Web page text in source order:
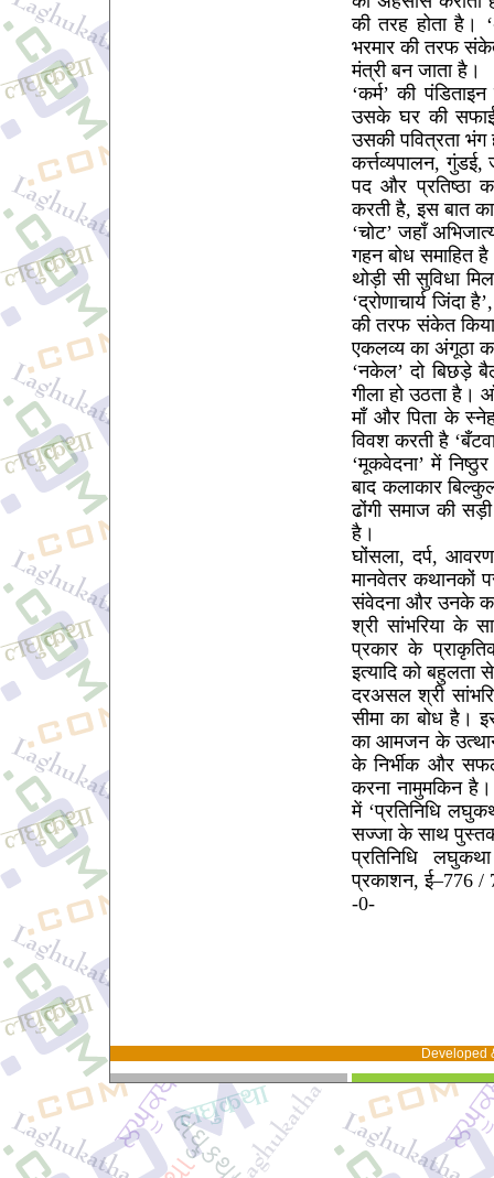
की तरह होता है।
भरमार की तरफ
मंत्री बन जाता है।
‘कर्म’ की
उसके घर की
उसकी पवित्रता भंग
कर्त्तव्यपालन,
पद और प्रतिष्ठा
करती है, इस बात
‘चोट’ जहाँ
गहन बोध समाहित
थोड़ी सी सुविधा
‘द्रोणाचार्य
की तरफ संकेत
एकलव्य का अंगूठा
‘नकेल’ दो बिछड़े
गीला हो उठता है।
माँ और पिता के
विवश करती है
‘मूकवेदना’ में
बाद कलाकार
ढोंगी समाज की
है।
घोंसला, दर्प,
मानवेतर कथानकों
संवेदना और उनके
श्री सांभरिया के
प्रकार के
इत्यादि को
दरअसल श्री
सीमा का बोध है।
का आमजन के उत्थान
के निर्भीक और
करना नामुमकिन
में ‘प्रतिनिधि
सज्जा के साथ
प्रतिनिधि
प्रकाशन, ई–776 /
-0-
Developed